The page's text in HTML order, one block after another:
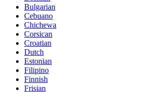
Bulgarian
Cebuano
Chichewa
Corsican
Croatian
Dutch
Estonian
Filipino
Finnish
Frisian